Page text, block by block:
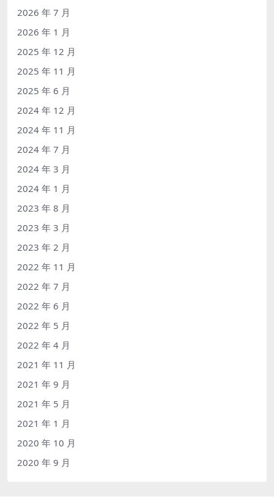
2026 年 7 月
2026 年 1 月
2025 年 12 月
2025 年 11 月
2025 年 6 月
2024 年 12 月
2024 年 11 月
2024 年 7 月
2024 年 3 月
2024 年 1 月
2023 年 8 月
2023 年 3 月
2023 年 2 月
2022 年 11 月
2022 年 7 月
2022 年 6 月
2022 年 5 月
2022 年 4 月
2021 年 11 月
2021 年 9 月
2021 年 5 月
2021 年 1 月
2020 年 10 月
2020 年 9 月